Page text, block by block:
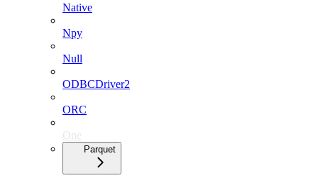
Native
Npy
Null
ODBCDriver2
ORC
One
Parquet